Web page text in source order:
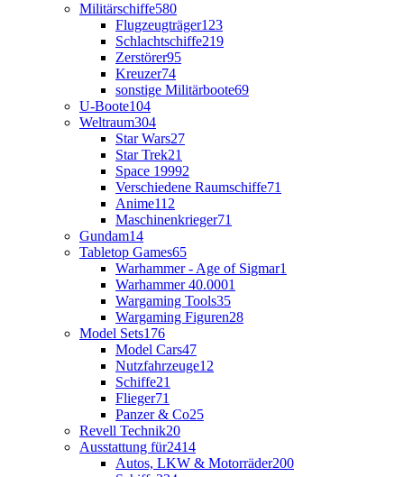
Militärschiffe580
Flugzeugträger123
Schlachtschiffe219
Zerstörer95
Kreuzer74
sonstige Militärboote69
U-Boote104
Weltraum304
Star Wars27
Star Trek21
Space 19992
Verschiedene Raumschiffe71
Anime112
Maschinenkrieger71
Gundam14
Tabletop Games65
Warhammer - Age of Sigmar1
Warhammer 40.0001
Wargaming Tools35
Wargaming Figuren28
Model Sets176
Model Cars47
Nutzfahrzeuge12
Schiffe21
Flieger71
Panzer & Co25
Revell Technik20
Ausstattung für2414
Autos, LKW & Motorräder200